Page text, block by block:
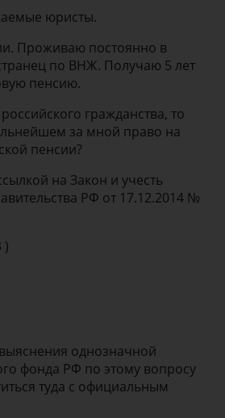
юристы.
Проживаю постоянно в
по ВНЖ. Получаю 5 лет
пенсию.
гражданства, то
за мной право на
пенсии?
на Закон и учесть
РФ от 17.12.2014 №
)
однозначной
фонда РФ по этому вопросу
туда с официальным